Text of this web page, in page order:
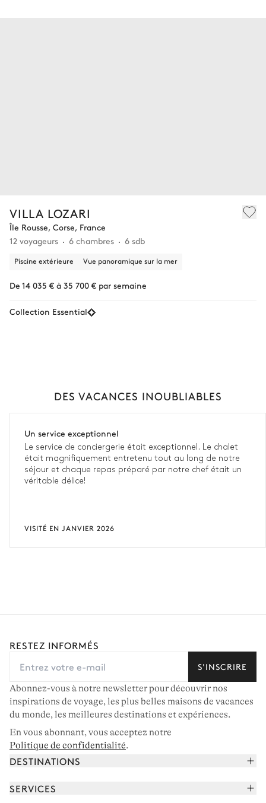
VILLA LOZARI
Île Rousse, Corse, France
12 voyageurs
6 chambres 6 sdb
Piscine extérieure Vue panoramique sur la mer
De 14 035 € à 35 700 € par semaine
Collection Essential
DES VACANCES INOUBLIABLES
Un service exceptionnel
Le service de conciergerie était exceptionnel. Le chalet
était magnifiquement entretenu tout au long de notre
séjour et chaque repas préparé par notre chef était un
véritable délice!
VISITÉ EN JANVIER 2026
RESTEZ INFORMÉS
S'INSCRIRE
Abonnez-vous à notre newsletter pour découvrir nos
inspirations de voyage, les plus belles maisons de vacances
du monde, les meilleures destinations et expériences.
En vous abonnant, vous acceptez notre
Politique de confidentialité.
DESTINATIONS
SERVICES